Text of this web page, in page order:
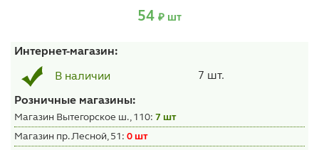
54 ₽ шт
Интернет-магазин:
В наличии 7 шт.
Розничные магазины:
Магазин Вытегорское ш., 110: 7 шт
Магазин пр. Лесной, 51: 0 шт